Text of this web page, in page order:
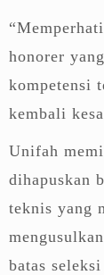
honorer
kompetensi
kembali
Unifah
dihapuskan
teknis yang
batas